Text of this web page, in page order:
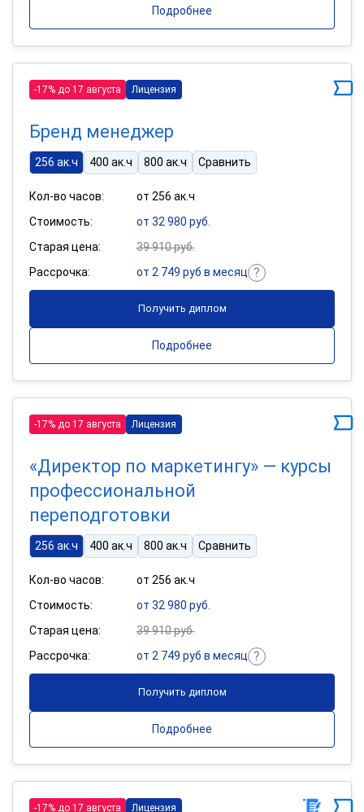
Подробнее
-17% до 17 августа Лицензия
Бренд менеджер
256 ак.ч 400 ак.ч 800 ак.ч Сравнить
Кол-во часов:
от 256 ак.ч
Стоимость:
от 32 980 руб.
Старая цена:
39 910 руб.
Рассрочка:
от 2 749 руб в месяц
Получить диплом
Подробнее
-17% до 17 августа Лицензия
«Директор по маркетингу» — курсы
профессиональной
переподготовки
256 ак.ч 400 ак.ч 800 ак.ч Сравнить
Кол-во часов:
от 256 ак.ч
Стоимость:
от 32 980 руб.
Старая цена:
39 910 руб.
Рассрочка:
от 2 749 руб в месяц
Получить диплом
Подробнее
-17% до 17 августа Лицензия